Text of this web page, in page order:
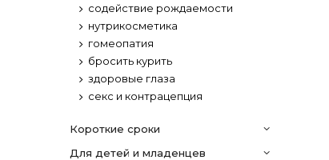
содействие рождаемости
нутрикосметика
гомеопатия
бросить курить
здоровые глаза
секс и контрацепция
Короткие сроки
Для детей и младенцев